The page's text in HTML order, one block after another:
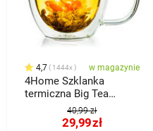
4,7 1444x w magazynie
4Home Szklanka
termiczna Big Tea
Hot&Cool 480 ml, 1 szt.
40,99 zł
29,99zł